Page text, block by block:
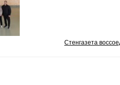
Стенгазета